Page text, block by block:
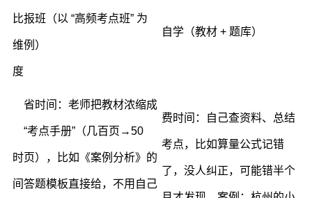
比
维
度
报班（以 “高频考点班” 为
例）
自学（教材 + 题库）
时
间
省时间：老师把教材浓缩成
“考点手册”（几百页→50
页），比如《案例分析》的
答题模板直接给，不用自己
费时间：自己查资料、总结
考点，比如算量公式记错
了，没人纠正，可能错半个